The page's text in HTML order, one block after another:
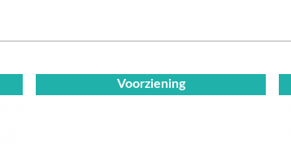
Voorziening